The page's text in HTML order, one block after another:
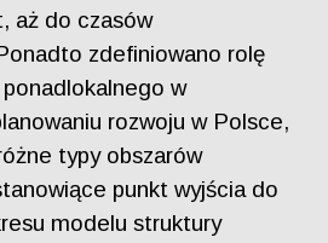
aż do czasów
zdefiniowano rolę
w
rozwoju w Polsce,
typy obszarów
punkt wyjścia do
modelu struktury